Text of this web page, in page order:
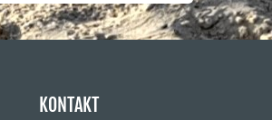
KONTAKT